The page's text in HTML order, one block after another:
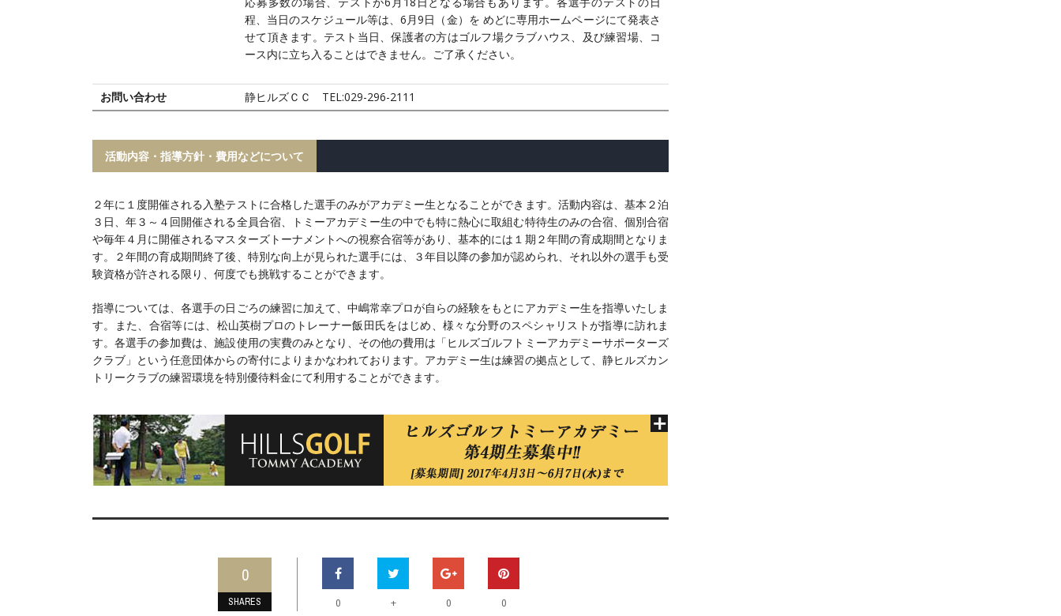
程、当日のスケジュール等は、6月9日（金）を めどに専用ホームページにて発表さ
せて頂きます。テスト当日、保護者の方はゴルフ場クラブハウス、及び練習場、コ
ース内に立ち入ることはできません。ご了承ください。
お問い合わせ 静ヒルズＣＣ TEL:029-296-2111
活動内容・指導方針・費用などについて
２年に１度開催される入塾テストに合格した選手のみがアカデミー生となることができます。活動内容は、基本２泊
３日、年３～４回開催される全員合宿、トミーアカデミー生の中でも特に熱心に取組む特待生のみの合宿、個別合宿
や毎年４月に開催されるマスターズトーナメントへの視察合宿等があり、基本的には１期２年間の育成期間となりま
す。２年間の育成期間終了後、特別な向上が見られた選手には、３年目以降の参加が認められ、それ以外の選手も受
験資格が許される限り、何度でも挑戦することができます。
指導については、各選手の日ごろの練習に加えて、中嶋常幸プロが自らの経験をもとにアカデミー生を指導いたしま
す。また、合宿等には、松山英樹プロのトレーナー飯田氏をはじめ、様々な分野のスペシャリストが指導に訪れま
す。各選手の参加費は、施設使用の実費のみとなり、その他の費用は「ヒルズゴルフトミーアカデミーサポーターズ
クラブ」という任意団体からの寄付によりまかなわれております。アカデミー生は練習の拠点として、静ヒルズカン
トリークラブの練習環境を特別優待料金にて利用することができます。
0
SHARES 0 + 0 0